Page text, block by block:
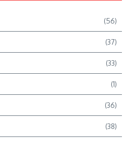
(56)
(37)
(33)
(1)
(36)
(38)